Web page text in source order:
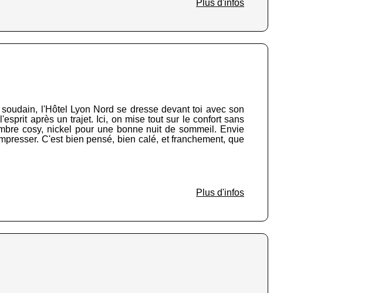
Plus d'infos
l'Hôtel Lyon Nord se dresse devant toi avec son
après un trajet. Ici, on mise tout sur le confort sans
cosy, nickel pour une bonne nuit de sommeil. Envie
C'est bien pensé, bien calé, et franchement, que
Plus d'infos